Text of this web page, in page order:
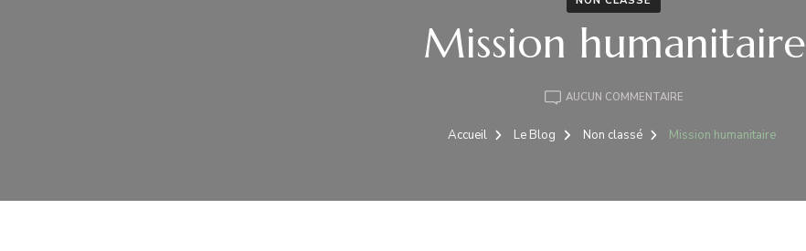
Mission humanitaire
AUCUN COMMENTAIRE
Accueil Le Blog Non classé Mission humanitaire